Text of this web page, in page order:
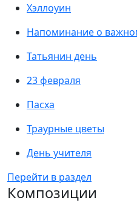
Хэллоуин
Напоминание о
Татьянин день
23 февраля
Пасха
Траурные цветы
День учителя
Перейти в раздел
Композиции